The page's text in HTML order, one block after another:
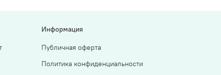
Информация
Публичная оферта
Политика конфиденциальности